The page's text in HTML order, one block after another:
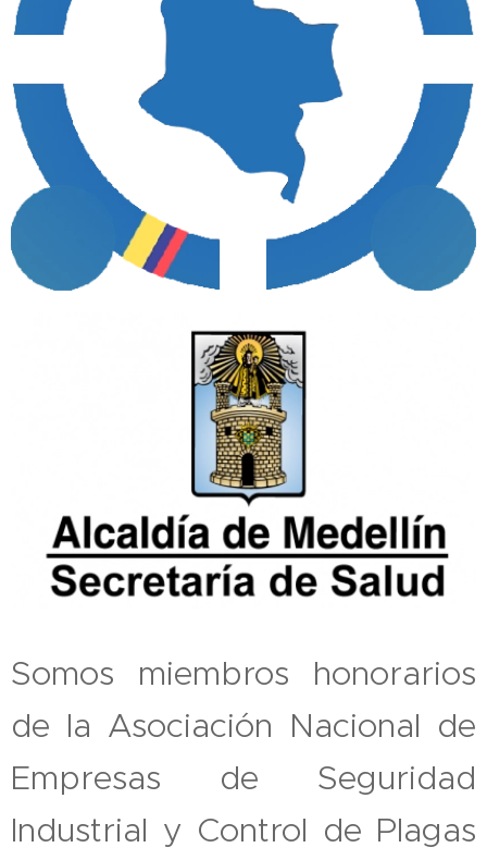
Somos miembros honorarios
de la Asociación Nacional de
Empresas de Seguridad
Industrial y Control de Plagas